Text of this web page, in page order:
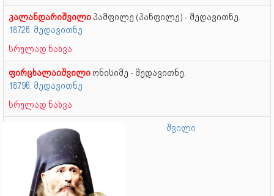
კალანდარიშვილი პამფილე (პანფილე) - მედავითნე.
1872წ. მედავითნე
სრულად ნახვა
ფირცხალაიშვილი ონისიმე - მედავითნე.
1879წ. მედავითნე
სრულად ნახვა
შვილი